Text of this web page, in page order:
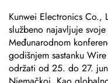
Kunwei Electronics Co.,
službeno najavljuje
Međunarodnom
godišnjem sastanku
održati od 25. do 27.